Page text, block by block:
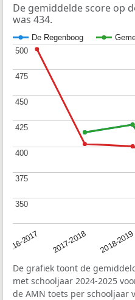
De gemiddelde score op
was 434.
De Regenboog
2016-2017 2017-2018 2018-2019
350
350
375
375
400
400
425
425
450
450
475
475
500
500
De grafiek toont de
met schooljaar 2024-2025
de AMN toets per schooljaar